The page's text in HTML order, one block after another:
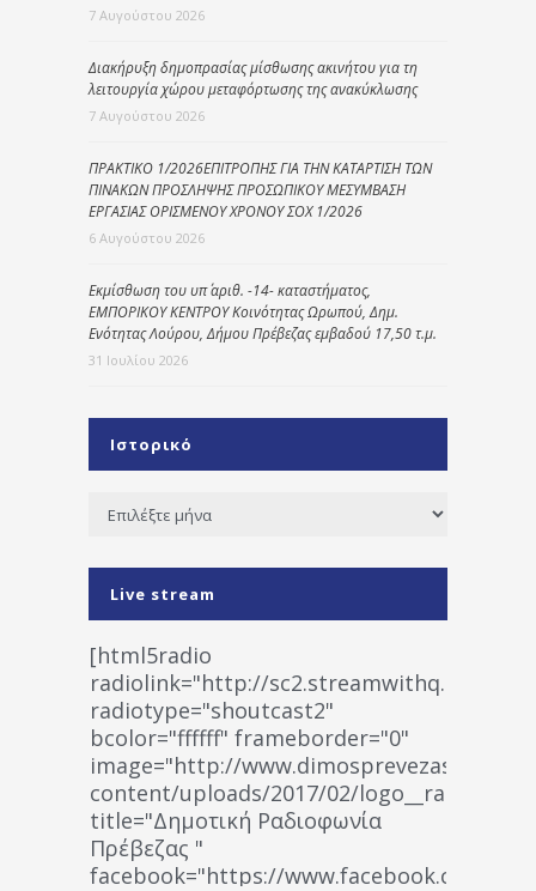
7 Αυγούστου 2026
Διακήρυξη δημοπρασίας μίσθωσης ακινήτου για τη
λειτουργία χώρου μεταφόρτωσης της ανακύκλωσης
7 Αυγούστου 2026
ΠΡΑΚΤΙΚΟ 1/2026ΕΠΙΤΡΟΠΗΣ ΓΙΑ ΤΗΝ ΚΑΤΑΡΤΙΣΗ ΤΩΝ
ΠΙΝΑΚΩΝ ΠΡΟΣΛΗΨΗΣ ΠΡΟΣΩΠΙΚΟΥ ΜΕΣΥΜΒΑΣΗ
ΕΡΓΑΣΙΑΣ ΟΡΙΣΜΕΝΟΥ ΧΡΟΝΟΥ ΣΟΧ 1/2026
6 Αυγούστου 2026
Εκμίσθωση του υπ΄ αριθ. -14- καταστήματος,
ΕΜΠΟΡΙΚΟΥ ΚΕΝΤΡΟΥ Κοινότητας Ωρωπού, Δημ.
Ενότητας Λούρου, Δήμου Πρέβεζας εμβαδού 17,50 τ.μ.
31 Ιουλίου 2026
Ιστορικό
Ιστορικό
Live stream
[html5radio
radiolink="http://
radiotype="shoutcast2"
bcolor="ffffff" frameborder="0"
image="http://www.dimosprevezas.gr/wp-
content/uploads/2017/02/
title="Δημοτική Ραδιοφωνία
Πρέβεζας "
facebook="https://www.facebook.com/